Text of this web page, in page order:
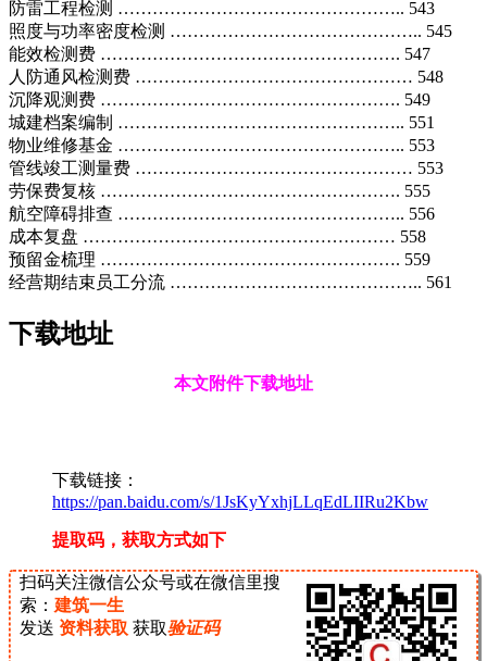
防雷工程检测 ………………………………………….. 543
照度与功率密度检测 …………………………………….. 545
能效检测费 ……………………………………………. 547
人防通风检测费 ………………………………………… 548
沉降观测费 ……………………………………………. 549
城建档案编制 ………………………………………….. 551
物业维修基金 ………………………………………….. 553
管线竣工测量费 ………………………………………… 553
劳保费复核 ……………………………………………. 555
航空障碍排查 ………………………………………….. 556
成本复盘 ……………………………………………… 558
预留金梳理 ……………………………………………. 559
经营期结束员工分流 …………………………………….. 561
下载地址
本文附件下载地址
下载链接：
https://pan.baidu.com/s/1JsKyYxhjLLqEdLIIRu2Kbw
提取码，获取方式如下
扫码关注微信公众号或在微信里搜
索： 建筑一生
发送 资料获取 获取验证码